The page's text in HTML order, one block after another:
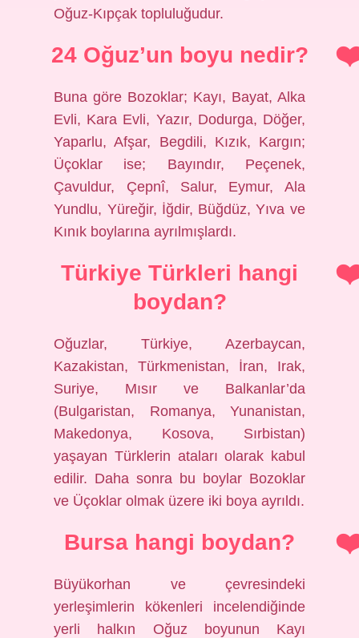
Oğuz-Kıpçak topluluğudur.
24 Oğuz’un boyu nedir?
Buna göre Bozoklar; Kayı, Bayat, Alka
Evli, Kara Evli, Yazır, Dodurga, Döğer,
Yaparlu, Afşar, Begdili, Kızık, Kargın;
Üçoklar ise; Bayındır, Peçenek,
Çavuldur, Çepnî, Salur, Eymur, Ala
Yundlu, Yüreğir, İğdir, Büğdüz, Yıva ve
Kınık boylarına ayrılmışlardı.
Türkiye Türkleri hangi
boydan?
Oğuzlar, Türkiye, Azerbaycan,
Kazakistan, Türkmenistan, İran, Irak,
Suriye, Mısır ve Balkanlar’da
(Bulgaristan, Romanya, Yunanistan,
Makedonya, Kosova, Sırbistan)
yaşayan Türklerin ataları olarak kabul
edilir. Daha sonra bu boylar Bozoklar
ve Üçoklar olmak üzere iki boya ayrıldı.
Bursa hangi boydan?
Büyükorhan ve çevresindeki
yerleşimlerin kökenleri incelendiğinde
yerli halkın Oğuz boyunun Kayı